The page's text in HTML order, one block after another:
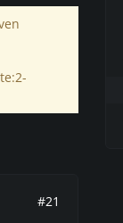
#21